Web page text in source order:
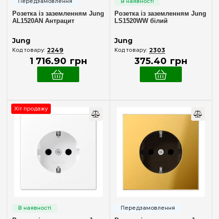
Розетка із заземленням Jung
AL1520AN Антрацит
Jung
2249
1 716.90 грн
Розетка із заземленням Jung
LS1520WW білий
Jung
2303
375.40 грн
Хіт продажу